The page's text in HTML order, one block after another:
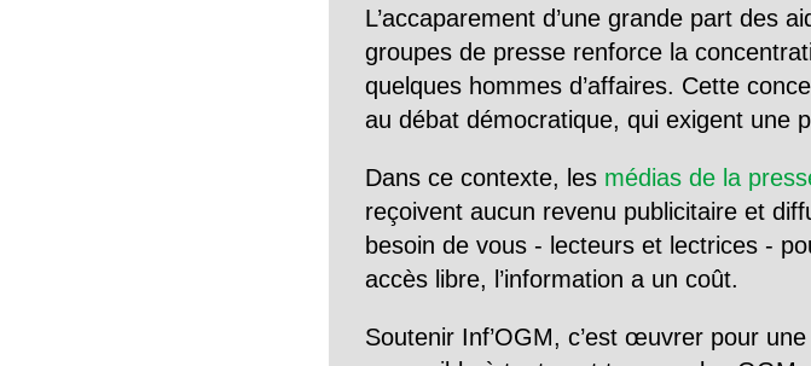
L’accaparement d’une grande part des
groupes de presse renforce la
quelques hommes d’affaires. Cette
au débat démocratique, qui exigent une
Dans ce contexte, les médias de la
reçoivent aucun revenu publicitaire et
besoin de vous - lecteurs et lectrices -
accès libre, l’information a un coût.
Soutenir Inf’OGM, c’est œuvrer pour